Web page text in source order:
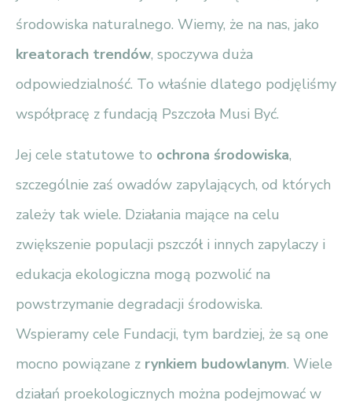
środowiska naturalnego. Wiemy, że na nas, jako
kreatorach trendów, spoczywa duża
odpowiedzialność. To właśnie dlatego podjęliśmy
współpracę z fundacją Pszczoła Musi Być.
Jej cele statutowe to ochrona środowiska,
szczególnie zaś owadów zapylających, od których
zależy tak wiele. Działania mające na celu
zwiększenie populacji pszczół i innych zapylaczy i
edukacja ekologiczna mogą pozwolić na
powstrzymanie degradacji środowiska.
Wspieramy cele Fundacji, tym bardziej, że są one
mocno powiązane z rynkiem budowlanym. Wiele
działań proekologicznych można podejmować w